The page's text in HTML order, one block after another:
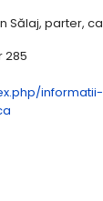
parter,
285